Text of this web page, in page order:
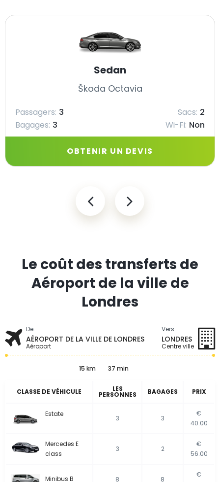
Sedan
Škoda Octavia
Passagers: 3 Sacs: 2
Bagages: 3 Wi-Fi: Non
OBTENIR UN DEVIS
Le coût des transferts de
Aéroport de la ville de
Londres
De:
AÉROPORT DE LA VILLE DE LONDRES
Aéroport
Vers:
LONDRES
Centre ville
15 km 37 min
CLASSE DE VÉHICULE LES
PERSONNES BAGAGES PRIX
Estate
3 3
€
40.00
Mercedes E
class
3 2
€
56.00
Minibus B 8 8
€